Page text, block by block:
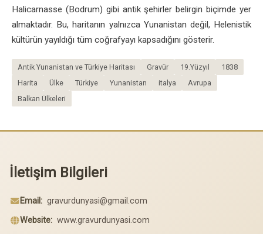
Halicarnasse (Bodrum) gibi antik şehirler belirgin biçimde yer
almaktadır. Bu, haritanın yalnızca Yunanistan değil, Helenistik
kültürün yayıldığı tüm coğrafyayı kapsadığını gösterir.
Antik Yunanistan ve Türkiye Haritası Gravür 19.Yüzyıl
1838
Harita
Ülke Türkiye Yunanistan italya
Avrupa
Balkan Ülkeleri
İletişim Bilgileri
Email: gravurdunyasi@gmail.com
Website: www.gravurdunyasi.com